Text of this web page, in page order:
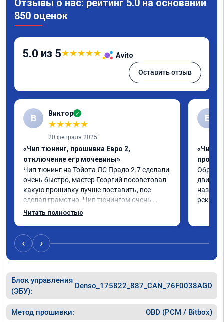
Отзывы о нас: рейтинг 5.0 на основании
850 оценок
5.0 из 5★★★★★ Avito
Оставить отзыв
В Виктор ✓
★★★★★
20 февраля 2025
«Чип тюнинг, прошивка Евро 2,
отключение егр мочевины»
Чип тюнинг на Тойота ЛС Прадо 2.7 сделали
очень быстро, мастер Георгий посоветовал
какую прошивку лучше поставить, все
сделал грамотно. Чип тюнингом очень
доволен, машина ожила немного, отзыв на
работать лучше, пропали провалы. Расход
топлива остался таким же, но динамика
улучшилась. Советую этот сервис всем.
Читать полностью
Е
«Чип
‹ ›
Блок управления
(ЭБУ):
Denso_175822_887_CAN_76F0038AGD
Метод прошивки: OBD (PCM / Bitbox)